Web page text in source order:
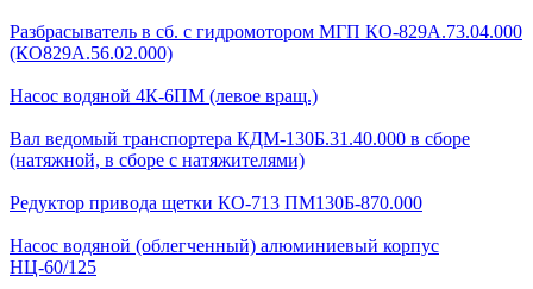
Разбрасыватель в сб. с гидромотором МГП КО-829А.73.04.000
(КО829А.56.02.000)
Насос водяной 4К-6ПМ (левое вращ.)
Вал ведомый транспортера КДМ-130Б.31.40.000 в сборе
(натяжной, в сборе с натяжителями)
Редуктор привода щетки КО-713 ПМ130Б-870.000
Насос водяной (облегченный) алюминиевый корпус
НЦ-60/125